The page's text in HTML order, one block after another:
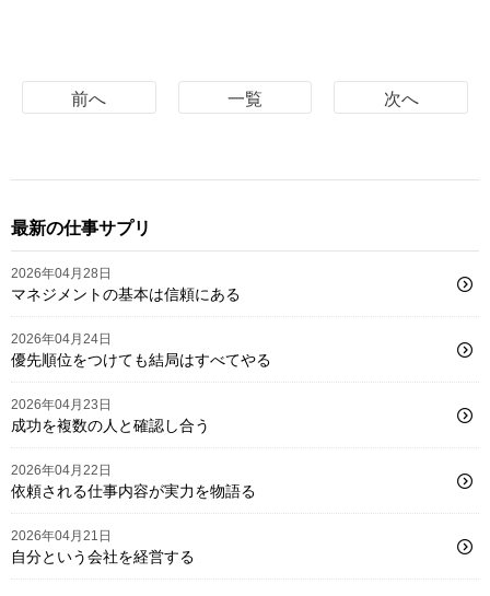
前へ 一覧 次へ
最新の仕事サプリ
2026年04月28日
マネジメントの基本は信頼にある
2026年04月24日
優先順位をつけても結局はすべてやる
2026年04月23日
成功を複数の人と確認し合う
2026年04月22日
依頼される仕事内容が実力を物語る
2026年04月21日
自分という会社を経営する